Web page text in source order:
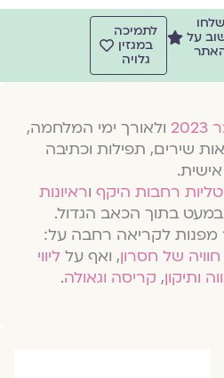
על
לתמיכה
במגזין
גלויה
ולאורך ימי המלחמה,
שירים, תפילות וכתיבה
אישית.
רחבות היקףוראיונות
בתוך הכאב הגדול.
מפנות לקריאה רחבה על:
של חסרון, ואף עלליווי
ותיקון,קריסה וגאולה.